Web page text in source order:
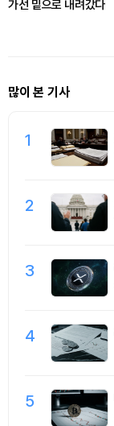
가선 밑으로 내려갔다
많이 본 기사
1
2
3
4
5